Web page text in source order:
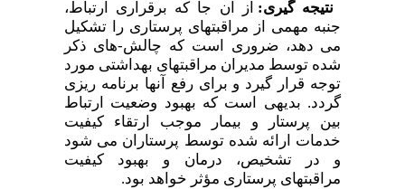
نتیجه گیری: از آن جا که برقراری ارتباط،
جنبه مهمی از مراقبتهای پرستاری را تشکیل
می دهد، ضروری است که چالش-های ذکر
شده توسط مدیران مراقبتهای بهداشتی مورد
توجه قرار گیرد و برای رفع آنها برنامه ریزی
گردد. بدیهی است که بهبود وضعیت ارتباط
بین پرستار و بیمار موجب ارتقاء کیفیت
خدمات ارائه شده توسط پرستاران می شود
و در تشخیص، درمان و بهبود کیفیت
مراقبتهای پرستاری مؤثر خواهد بود.